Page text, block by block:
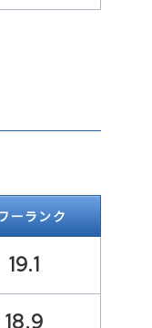
ーランク
19.1
18.9